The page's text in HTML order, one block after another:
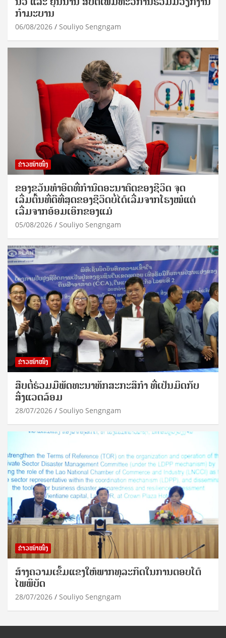
ກຳມະບານ
06/08/2026 Souliyo Sengngam
ຂ່າວໜ້າໜຶ່ງ
ຂອງຂວັນທໍາອິດທີ່ກໍານົດອະນາຄົດຂອງຊີວິດ ຈຸດ
ເລີ່ມຕົ້ນທີ່ດີທີ່ສຸດຂອງຊີວິດບໍ່ໄດ້ເລີ່ມຈາກໂຮງໝໍແຕ່
ເລີ່ມຈາກອ້ອມເອິກຂອງແມ່
05/08/2026 Souliyo Sengngam
ຂ່າວໜ້າໜຶ່ງ
ສືບຕໍ່ຮ່ວມມືພັດທະນາທັກສະກະສິກຳ ທີ່ເປັນມິດກັບ
ສິ່ງແວດລ້ອມ
28/07/2026 Souliyo Sengngam
ຂ່າວໜ້າໜຶ່ງ
ສ້າງຄວາມເຂັ້ມແຂງໃຫ້ພາກທຸລະກິດໃນການຕອບໂຕ້
ໄພພິບັດ
28/07/2026 Souliyo Sengngam